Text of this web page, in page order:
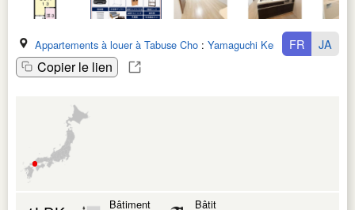
Appartements à louer à Tabuse Cho : Yamaguchi Ken
Copier le lien
FR JA
Bâtiment Bâtit